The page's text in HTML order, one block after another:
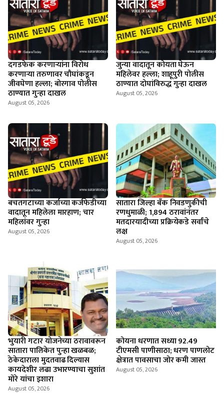
दगडफेक करणार्‍यांना विरोध
करणार्‍या तरुणावर चौघांकडून
जीवघेणा हल्ला; बोरगाव पोलीस
ठाण्यात गुन्हा दाखल
August 05, 2026
जुन्या वादातून कोयता घेऊन
महिलेवर हल्ला; शाहूपुरी पोलीस
ठाण्यात दोघांविरुद्ध गुन्हा दाखल
August 05, 2026
बचतगटाच्या कर्जाच्या कर्जफेडीच्या
वादातून महिलेला मारहाण; चार
महिलांवर गुन्हा
August 05, 2026
सातारा जिल्हा बँक निवडणुकीची
रणधुमाळी; 1,894 ठरावांनंतर
मतदारयादीच्या प्रक्रियेकडे सर्वांचे
लक्ष
August 05, 2026
भुयारी गटार योजनेच्या ठरावावरून
सातारा पालिकेत पुन्हा खळबळ;
ठेकेदाराला मुदतवाढ दिल्यास
कायदेशीर लढा उभारण्याचा सुशांत
मोरे यांचा इशारा
August 05, 2026
कोयना धरणात सध्या 92.49
टीएमसी पाणीसाठा; धरण पाणलोट
क्षेत्रात पावसाचा जोर कमी जास्त
August 05, 2026